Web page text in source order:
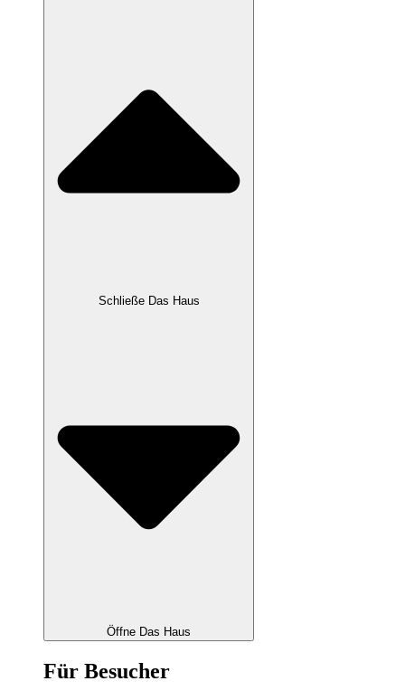
Schließe Das Haus
Öffne Das Haus
Für Besucher